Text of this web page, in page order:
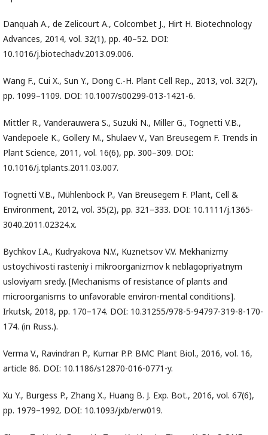
Danquah A., de Zelicourt A., Colcombet J., Hirt H. Biotechnology
Advances, 2014, vol. 32(1), pp. 40–52. DOI:
10.1016/j.biotechadv.2013.09.006.
Wang F., Cui X., Sun Y., Dong C.-H. Plant Cell Rep., 2013, vol. 32(7),
pp. 1099–1109. DOI: 10.1007/s00299-013-1421-6.
Mittler R., Vanderauwera S., Suzuki N., Miller G., Tognetti V.B.,
Vandepoele K., Gollery M., Shulaev V., Van Breusegem F. Trends in
Plant Science, 2011, vol. 16(6), pp. 300–309. DOI:
10.1016/j.tplants.2011.03.007.
Tognetti V.B., Mühlenbock P., Van Breusegem F. Plant, Cell &
Environment, 2012, vol. 35(2), pp. 321–333. DOI: 10.1111/j.1365-
3040.2011.02324.x.
Bychkov I.A., Kudryakova N.V., Kuznetsov V.V. Mekhanizmy
ustoychivosti rasteniy i mikroorganizmov k neblagopriyatnym
usloviyam sredy. [Mechanisms of resistance of plants and
microorganisms to unfavorable environ-mental conditions].
Irkutsk, 2018, pp. 170–174. DOI: 10.31255/978-5-94797-319-8-170-
174. (in Russ.).
Verma V., Ravindran P., Kumar P.P. BMC Plant Biol., 2016, vol. 16,
article 86. DOI: 10.1186/s12870-016-0771-y.
Xu Y., Burgess P., Zhang X., Huang B. J. Exp. Bot., 2016, vol. 67(6),
pp. 1979–1992. DOI: 10.1093/jxb/erw019.